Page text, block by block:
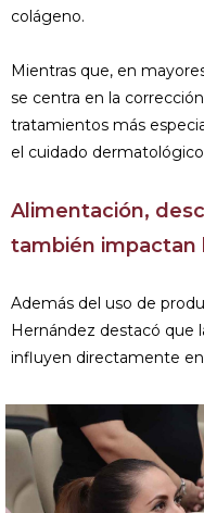
colágeno.
Mientras que, en
se centra en la
tratamientos más
el cuidado dermatológico
Alimentación,
también impactan
Además del uso de
Hernández destacó que
influyen directamente en